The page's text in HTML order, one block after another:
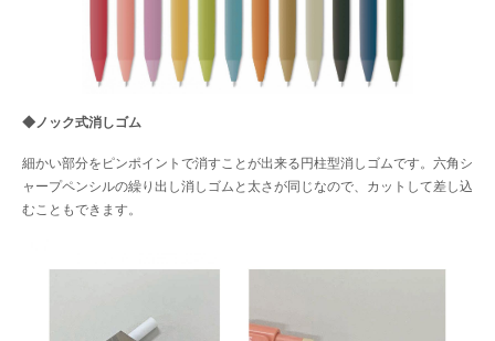
◆ノック式消しゴム
細かい部分をピンポイントで消すことが出来る円柱型消しゴムです。六角シ
ャープペンシルの繰り出し消しゴムと太さが同じなので、カットして差し込
むこともできます。